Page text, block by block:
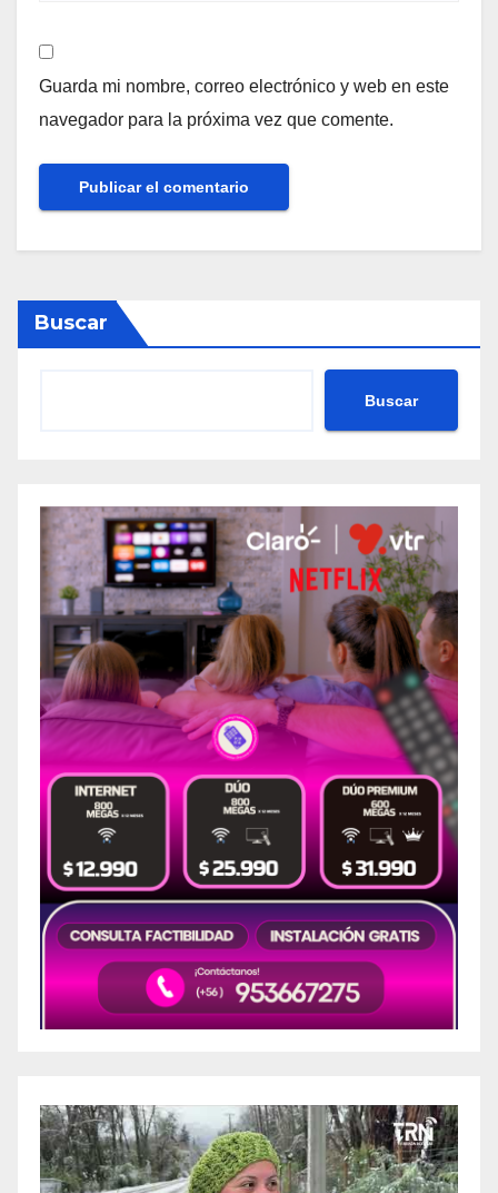
Guarda mi nombre, correo electrónico y web en este
navegador para la próxima vez que comente.
Buscar
Buscar